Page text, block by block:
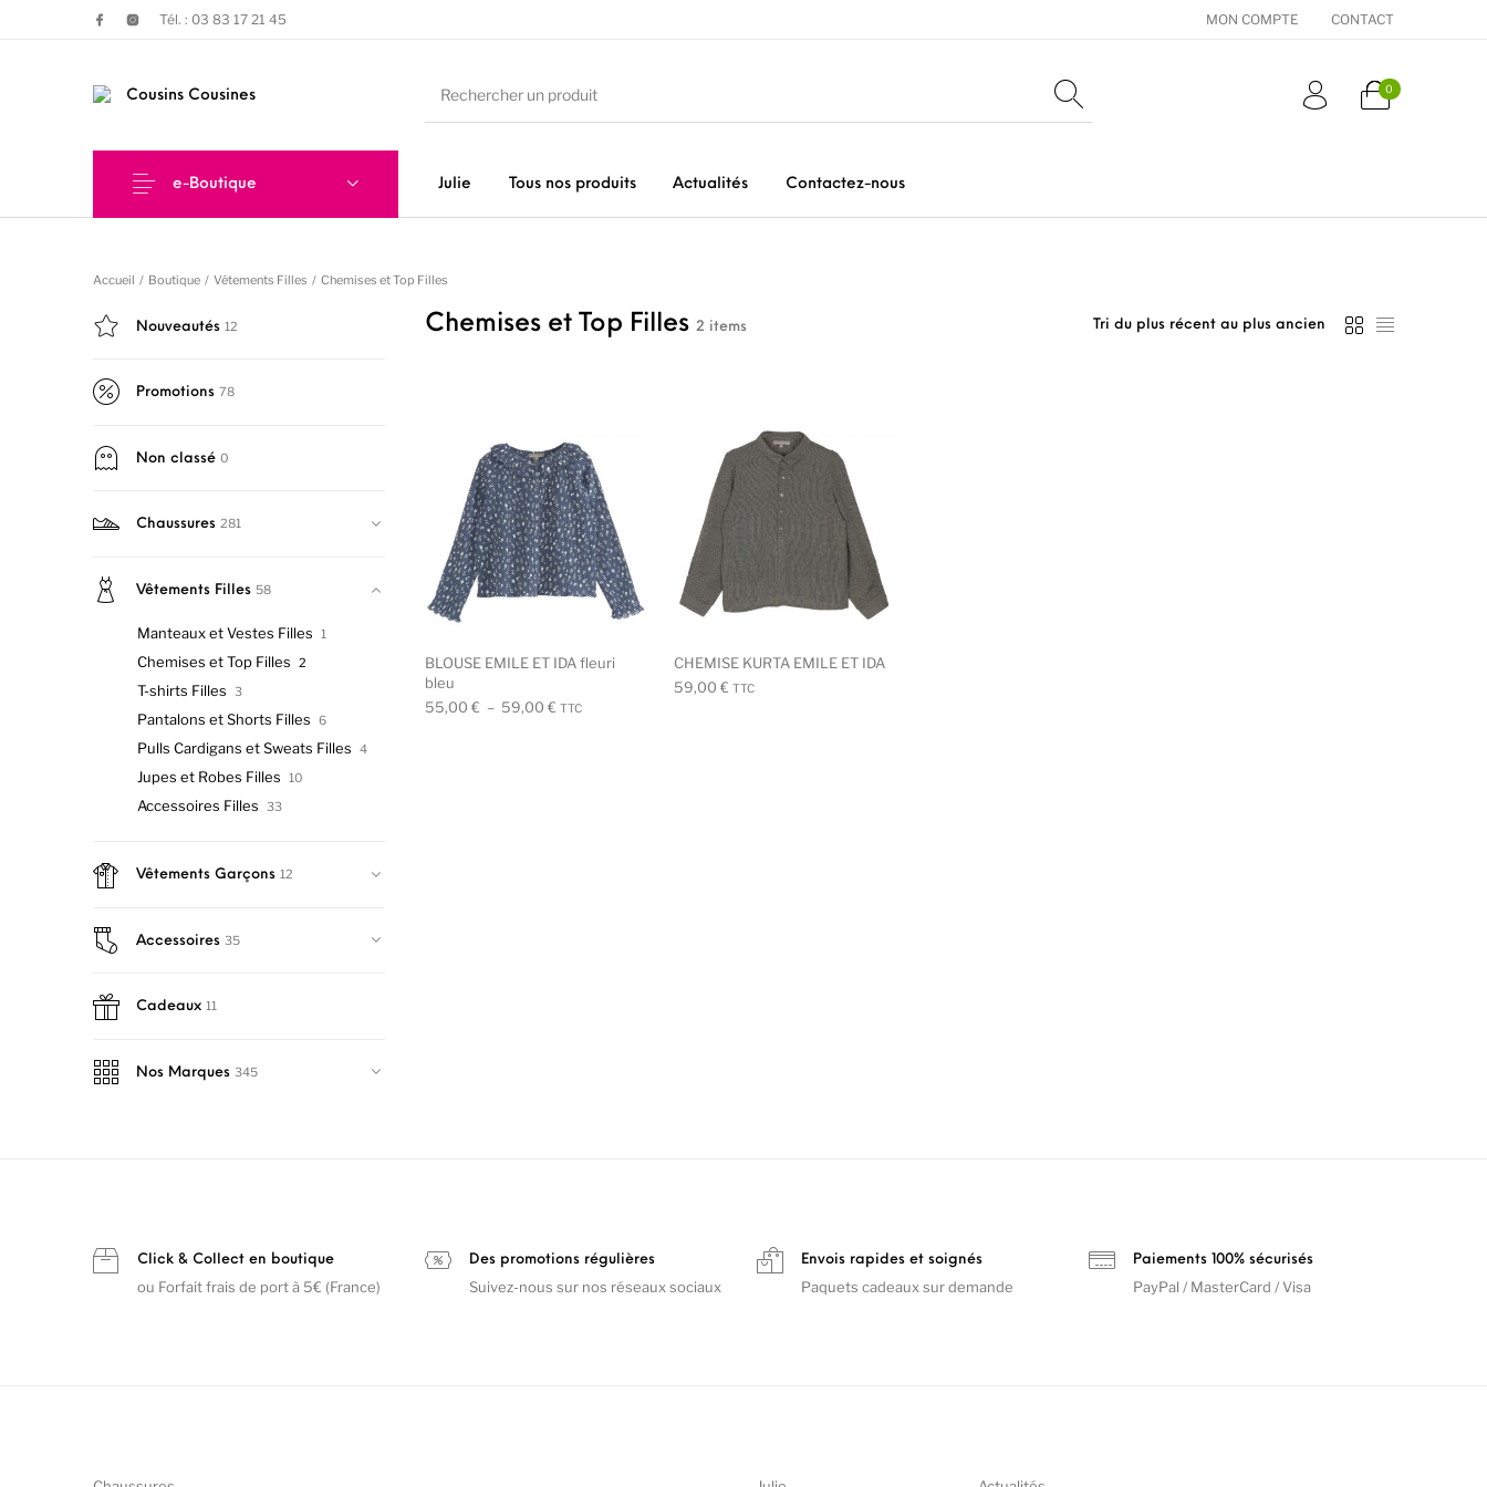
Tél. : 03 83 17 21 45 MON COMPTE CONTACT
0
Julie Tous nos produits Actualités Contactez-nous
e-Boutique
Accueil / Boutique / Vêtements Filles / Chemises et Top Filles
Nouveautés 12
Promotions 78
Non classé 0
Chaussures 281
Vêtements Filles 58
Manteaux et Vestes Filles 1
Chemises et Top Filles 2
T-shirts Filles 3
Pantalons et Shorts Filles 6
Pulls Cardigans et Sweats Filles 4
Jupes et Robes Filles 10
Accessoires Filles 33
Vêtements Garçons 12
Accessoires 35
Cadeaux 11
Nos Marques 345
Chemises et Top Filles 2 items
BLOUSE EMILE ET IDA fleuri
bleu
55,00 € – 59,00 € Plage de prix : 55,00 € à 59,00 €
TTC
Ce produit a plusieurs variations. Les options peuvent être choisies sur la page du produit
CHEMISE KURTA EMILE ET IDA
59,00 € TTC
Ce produit a plusieurs variations. Les options peuvent être choisies sur la page
Click & Collect en boutique
ou Forfait frais de port à 5€ (France)
Des promotions régulières
Suivez-nous sur nos réseaux sociaux
Envois rapides et soignés
Paquets cadeaux sur demande
Paiements 100% sécurisés
PayPal / MasterCard / Visa